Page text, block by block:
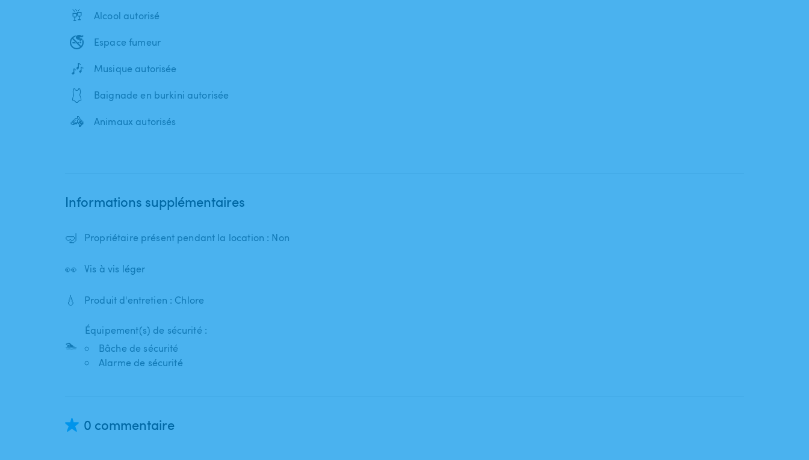
🥂 Alcool autorisé
🚭 Espace fumeur
🎶 Musique autorisée
🩱 Baignade en burkini autorisée
🦓 Animaux autorisés
Informations supplémentaires
🤿 Propriétaire présent pendant la location : Non
👀 Vis à vis léger
💧 Produit d'entretien : Chlore
🏊
Équipement(s) de sécurité :
Bâche de sécurité
Alarme de sécurité
0 commentaire